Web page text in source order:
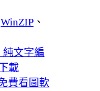
WinZIP 、
純文字編
載
費看圖軟